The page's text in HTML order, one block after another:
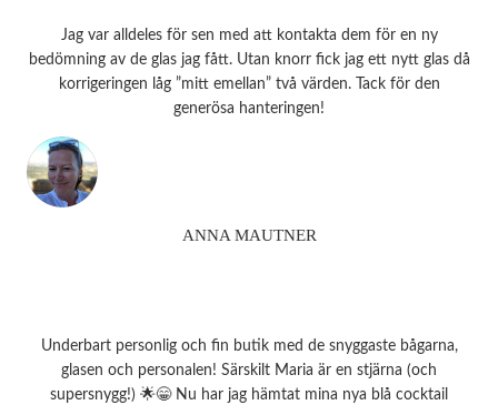
Jag var alldeles för sen med att kontakta dem för en ny
bedömning av de glas jag fått. Utan knorr fick jag ett nytt glas då
korrigeringen låg ”mitt emellan” två värden. Tack för den
generösa hanteringen!
ANNA MAUTNER
Underbart personlig och fin butik med de snyggaste bågarna,
glasen och personalen! Särskilt Maria är en stjärna (och
supersnygg!) 🌟😁 Nu har jag hämtat mina nya blå cocktail